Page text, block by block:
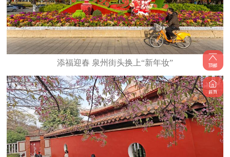
添福迎春 泉州街头换上“新年妆”